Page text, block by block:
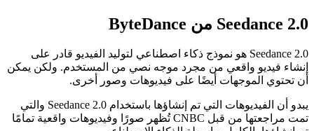
Seedance 2.0 من ByteDance
Seedance 2.0 هو نموذج ذكاء اصطناعي لتوليد الفيديو قادر على
إنشاء فيديو واقعي من مجرد موجه نصي من المستخدم. ولكن يمكن
أن تحتوي الموجهات أيضًا على فيديوهات وصور أخرى.
يبدو أن الفيديوهات التي تم إنشاؤها باستخدام Seedance 2.0 والتي
تمت مراجعتها من قبل CNBC تُظهر صورًا وفيديوهات واقعية تمامًا